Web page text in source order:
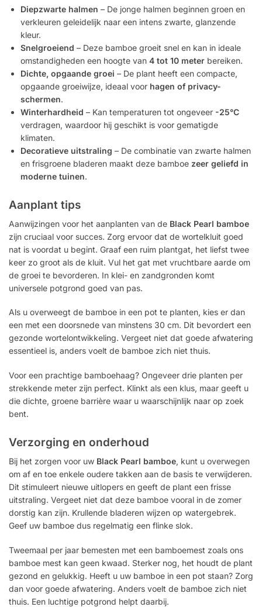
Diepzwarte halmen – De jonge halmen beginnen groen en
verkleuren geleidelijk naar een intens zwarte, glanzende
kleur.
Snelgroeiend – Deze bamboe groeit snel en kan in ideale
omstandigheden een hoogte van 4 tot 10 meter bereiken.
Dichte, opgaande groei – De plant heeft een compacte,
opgaande groeiwijze, ideaal voor hagen of privacy-
schermen.
Winterhardheid – Kan temperaturen tot ongeveer -25°C
verdragen, waardoor hij geschikt is voor gematigde
klimaten.
Decoratieve uitstraling – De combinatie van zwarte halmen
en frisgroene bladeren maakt deze bamboe zeer geliefd in
moderne tuinen.
Aanplant tips
Aanwijzingen voor het aanplanten van de Black Pearl bamboe
zijn cruciaal voor succes. Zorg ervoor dat de wortelkluit goed
nat is voordat u begint. Graaf een ruim plantgat, het liefst twee
keer zo groot als de kluit. Vul het gat met vruchtbare aarde om
de groei te bevorderen. In klei- en zandgronden komt
universele potgrond goed van pas.
Als u overweegt de bamboe in een pot te planten, kies er dan
een met een doorsnede van minstens 30 cm. Dit bevordert een
gezonde wortelontwikkeling. Vergeet niet dat goede afwatering
essentieel is, anders voelt de bamboe zich niet thuis.
Voor een prachtige bamboehaag? Ongeveer drie planten per
strekkende meter zijn perfect. Klinkt als een klus, maar geeft u
die dichte, groene barrière waar u waarschijnlijk naar op zoek
bent.
Verzorging en onderhoud
Bij het zorgen voor uw Black Pearl bamboe, kunt u overwegen
om af en toe enkele oudere takken aan de basis te verwijderen.
Dit stimuleert nieuwe uitlopers en geeft de plant een frisse
uitstraling. Vergeet niet dat deze bamboe vooral in de zomer
dorstig kan zijn. Krullende bladeren wijzen op watergebrek.
Geef uw bamboe dus regelmatig een flinke slok.
Tweemaal per jaar bemesten met een bamboemest zoals ons
bamboe mest kan geen kwaad. Sterker nog, het houdt de plant
gezond en gelukkig. Heeft u uw bamboe in een pot staan? Zorg
dan voor goede afwatering. Anders voelt de bamboe zich niet
thuis. Een luchtige potgrond helpt daarbij.